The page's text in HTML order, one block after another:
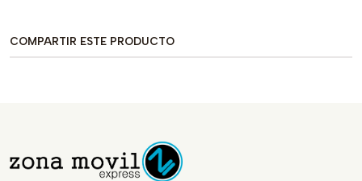
COMPARTIR ESTE PRODUCTO